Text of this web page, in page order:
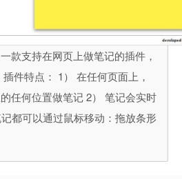
款支持在网页上做笔记的插件，
件特点： 1） 在任何页面上，
任何位置做笔记 2） 笔记会实时
都可以通过鼠标移动：拖放条形